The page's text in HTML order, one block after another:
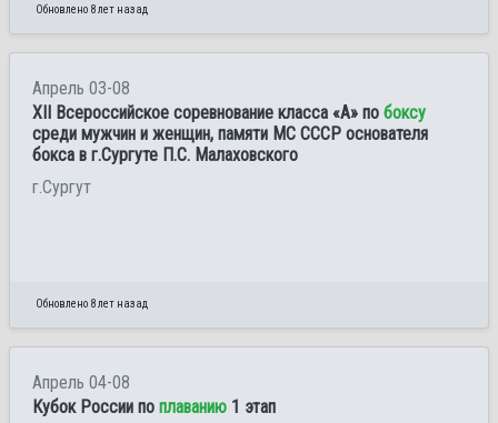
Обновлено 8 лет назад
Апрель 03-08
XII Всероссийское соревнование класса «А» по боксу
среди мужчин и женщин, памяти МС СССР основателя
бокса в г.Сургуте П.С. Малаховского
г.Сургут
Обновлено 8 лет назад
Апрель 04-08
Кубок России по плаванию 1 этап